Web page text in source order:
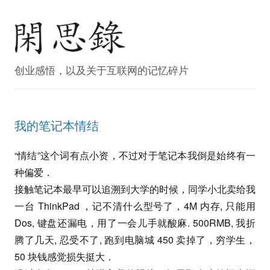
创业感悟，以及关于互联网的记忆碎片
我的笔记本情结
“情结”这个词有点小资，不过对于笔记本我倒是始终有一
种偏爱．
接触笔记本最早可以追溯到大学的时候，同学小北卖给我
一台 ThinkPad ，记不清什么型号了，4M 内存, 只能用
Dos, 键盘还漏电，用了一会儿手就酸麻. 500RMB, 我折
腾了几天, 忍受不了, 跑到电脑城 450 卖掉了，穷学生，
50 块钱感觉损失挺大．